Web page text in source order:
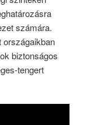
számára.
országaikban
biztonságos
tengert